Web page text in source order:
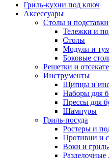
Гриль-кухни под ключ
Аксессуары
Столы и подставки
Тележки и
Столы
Модули и
Боковые
Решетки и
Инструменты
Щипцы и
Наборы для
Прессы для
Шампуры
Гриль-посуда
Ростеры и
Противни и
Воки и